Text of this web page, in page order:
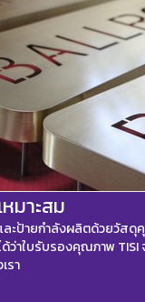
มาะสม
ะป้ายกำลังผลิตด้วยวัสดุ
ว่าใบรับรองคุณภาพ TISI
รา